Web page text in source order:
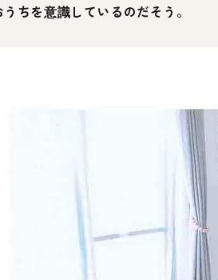
うちを意識しているのだそう。